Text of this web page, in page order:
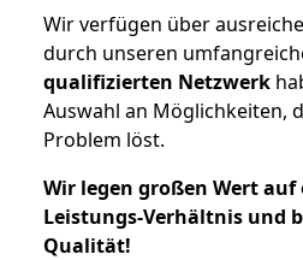
Wir verfügen über
durch unseren
qualifizierten Netzwerk
Auswahl an Möglichkeiten,
Problem löst.
Wir legen großen Wert auf
Leistungs-Verhältnis und
Qualität!